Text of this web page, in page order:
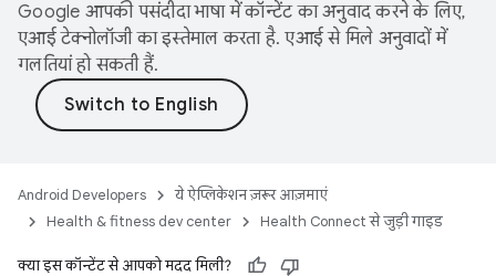
Google आपकी पसंदीदा भाषा में कॉन्टेंट का अनुवाद करने के लिए,
एआई टेक्नोलॉजी का इस्तेमाल करता है. एआई से मिले अनुवादों में
गलतियां हो सकती हैं.
Android Developers
ये ऐप्लिकेशन ज़रूर आज़माएं
Health & fitness dev center
Health Connect से जुड़ी गाइड
क्या इस कॉन्टेंट से आपको मदद मिली?